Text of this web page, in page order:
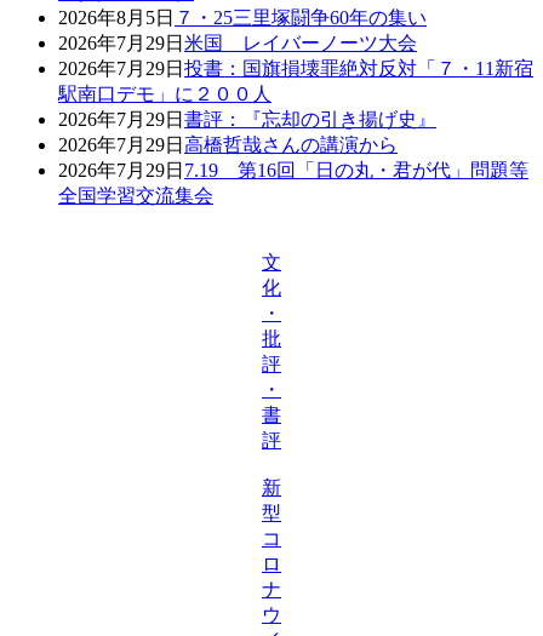
2026年8月5日 ７・25三里塚闘争60年の集い
2026年7月29日 米国 レイバーノーツ大会
2026年7月29日 投書：国旗損壊罪絶対反対「７・11新宿
駅南口デモ」に２００人
2026年7月29日 書評：『忘却の引き揚げ史』
2026年7月29日 高橋哲哉さんの講演から
2026年7月29日 7.19 第16回「日の丸・君が代」問題等
全国学習交流集会
文
化
・
批
評
・
書
評
新
型
コ
ロ
ナ
ウ